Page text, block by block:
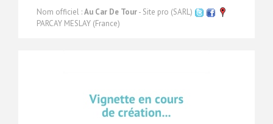
Nom officiel :Au Car De Tour- Site pro (SARL)
PARCAY MESLAY (France)